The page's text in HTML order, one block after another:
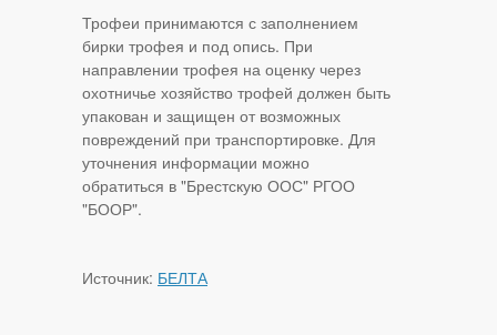
Трофеи принимаются с заполнением
бирки трофея и под опись. При
направлении трофея на оценку через
охотничье хозяйство трофей должен быть
упакован и защищен от возможных
повреждений при транспортировке. Для
уточнения информации можно
обратиться в "Брестскую ООС" РГОО
"БООР".
Источник: БЕЛТА